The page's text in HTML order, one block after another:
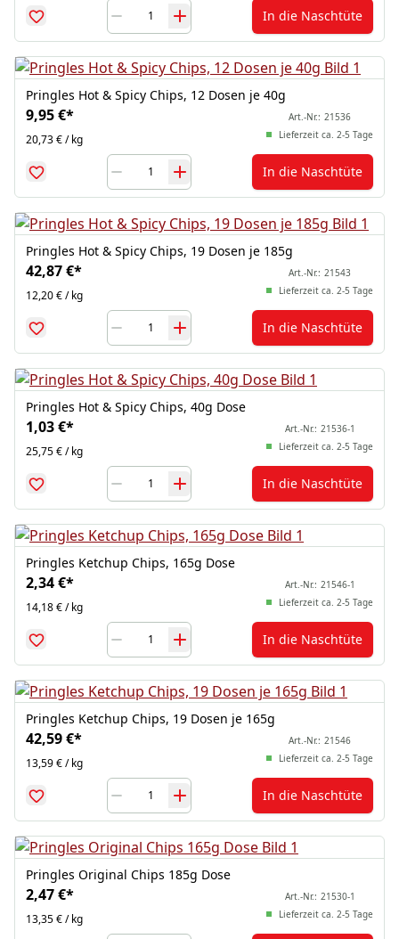
In die Naschtüte
Pringles Hot & Spicy Chips, 12 Dosen je 40g
9,95 €*
20,73 € / kg
Art.-Nr.: 21536
Lieferzeit ca. 2-5 Tage
In die Naschtüte
Pringles Hot & Spicy Chips, 19 Dosen je 185g
42,87 €*
12,20 € / kg
Art.-Nr.: 21543
Lieferzeit ca. 2-5 Tage
In die Naschtüte
Pringles Hot & Spicy Chips, 40g Dose
1,03 €*
25,75 € / kg
Art.-Nr.: 21536-1
Lieferzeit ca. 2-5 Tage
In die Naschtüte
Pringles Ketchup Chips, 165g Dose
2,34 €*
14,18 € / kg
Art.-Nr.: 21546-1
Lieferzeit ca. 2-5 Tage
In die Naschtüte
Pringles Ketchup Chips, 19 Dosen je 165g
42,59 €*
13,59 € / kg
Art.-Nr.: 21546
Lieferzeit ca. 2-5 Tage
In die Naschtüte
Pringles Original Chips 185g Dose
2,47 €*
13,35 € / kg
Art.-Nr.: 21530-1
Lieferzeit ca. 2-5 Tage